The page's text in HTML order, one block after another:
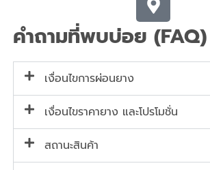
คำถามที่พบบ่อย (FAQ)
เงื่อนไขการผ่อนยาง
เงื่อนไขราคายาง และโปรโมชั่น
สถานะสินค้า